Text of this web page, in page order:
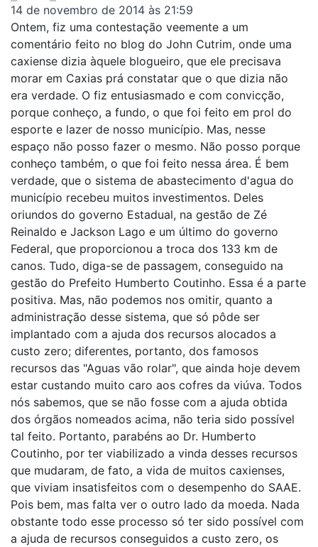
14 de novembro de 2014 às 21:59
Ontem, fiz uma contestação veemente a um
comentário feito no blog do John Cutrim, onde uma
caxiense dizia àquele blogueiro, que ele precisava
morar em Caxias prá constatar que o que dizia não
era verdade. O fiz entusiasmado e com convicção,
porque conheço, a fundo, o que foi feito em prol do
esporte e lazer de nosso município. Mas, nesse
espaço não posso fazer o mesmo. Não posso porque
conheço também, o que foi feito nessa área. É bem
verdade, que o sistema de abastecimento d'agua do
município recebeu muitos investimentos. Deles
oriundos do governo Estadual, na gestão de Zé
Reinaldo e Jackson Lago e um último do governo
Federal, que proporcionou a troca dos 133 km de
canos. Tudo, diga-se de passagem, conseguido na
gestão do Prefeito Humberto Coutinho. Essa é a parte
positiva. Mas, não podemos nos omitir, quanto a
administração desse sistema, que só pôde ser
implantado com a ajuda dos recursos alocados a
custo zero; diferentes, portanto, dos famosos
recursos das "Aguas vão rolar", que ainda hoje devem
estar custando muito caro aos cofres da viúva. Todos
nós sabemos, que se não fosse com a ajuda obtida
dos órgãos nomeados acima, não teria sido possível
tal feito. Portanto, parabéns ao Dr. Humberto
Coutinho, por ter viabilizado a vinda desses recursos
que mudaram, de fato, a vida de muitos caxienses,
que viviam insatisfeitos com o desempenho do SAAE.
Pois bem, mas falta ver o outro lado da moeda. Nada
obstante todo esse processo só ter sido possível com
a ajuda de recursos conseguidos a custo zero, os